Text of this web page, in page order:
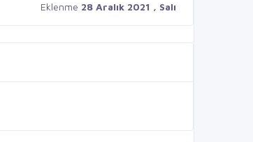
Eklenme 28 Aralık 2021 , Salı